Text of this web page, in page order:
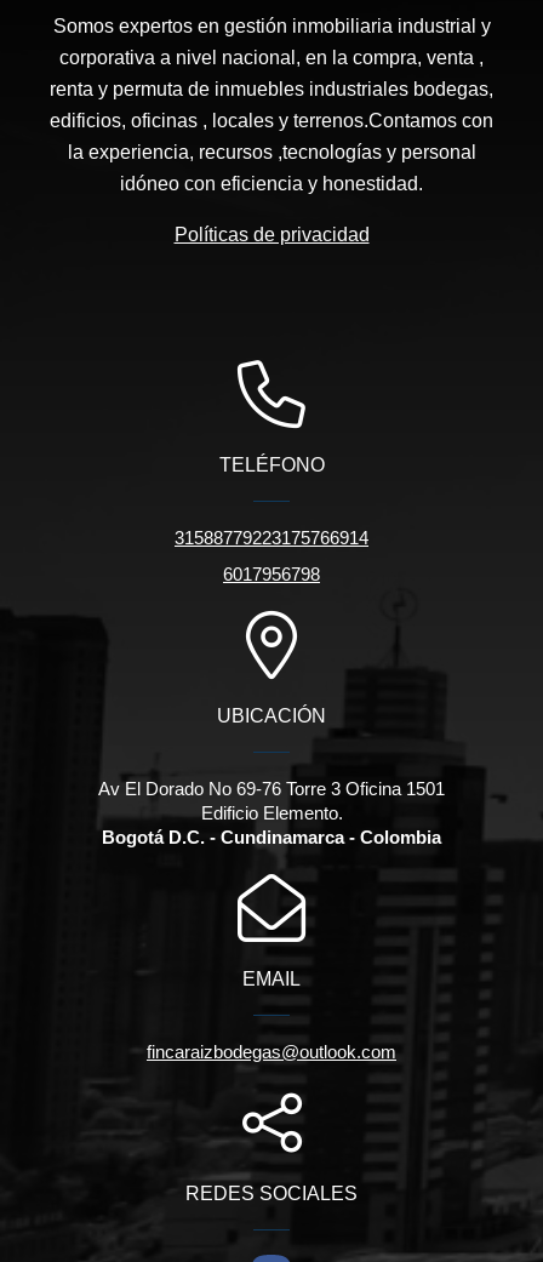
Somos expertos en gestión inmobiliaria industrial y
corporativa a nivel nacional, en la compra, venta ,
renta y permuta de inmuebles industriales bodegas,
edificios, oficinas , locales y terrenos.Contamos con
la experiencia, recursos ,tecnologías y personal
idóneo con eficiencia y honestidad.
Políticas de privacidad
TELÉFONO
31588779223175766914
6017956798
UBICACIÓN
Av El Dorado No 69-76 Torre 3 Oficina 1501
Edificio Elemento.
Bogotá D.C. - Cundinamarca - Colombia
EMAIL
fincaraizbodegas@outlook.com
REDES SOCIALES